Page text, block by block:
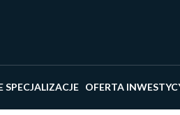
SPECJALIZACJE OFERTA